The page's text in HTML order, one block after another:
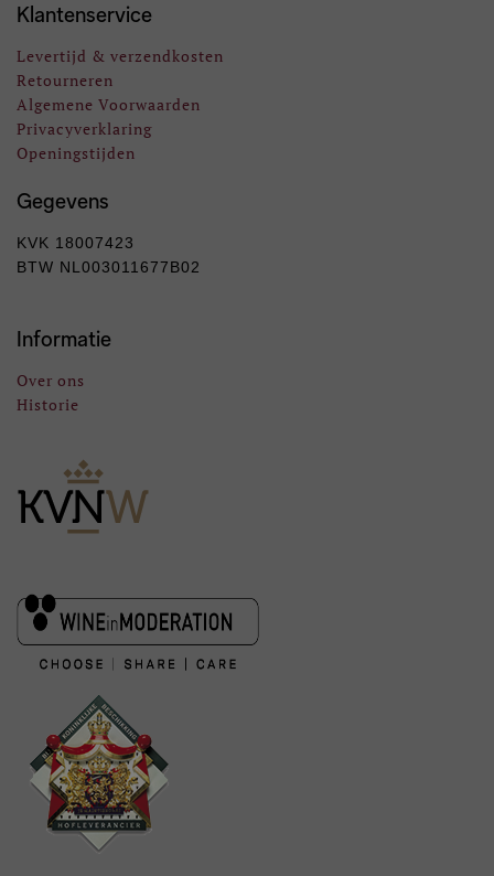
Klantenservice
Levertijd & verzendkosten
Retourneren
Algemene Voorwaarden
Privacyverklaring
Openingstijden
Gegevens
KVK 18007423
BTW NL003011677B02
Informatie
Over ons
Historie